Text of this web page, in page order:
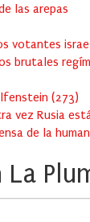
las arepas
votantes
brutales
(273)
vez Rusia
de la
La